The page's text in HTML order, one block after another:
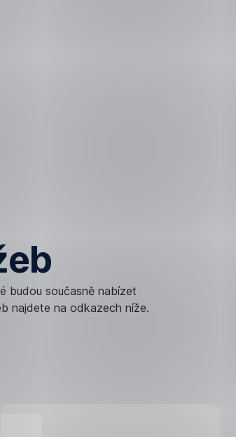
budou současně nabízet
najdete na odkazech níže.